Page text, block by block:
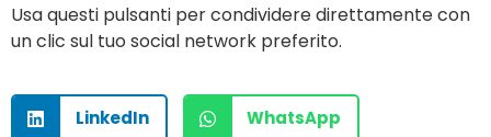
Usa questi pulsanti per condividere direttamente con
un clic sul tuo social network preferito.
LinkedIn WhatsApp